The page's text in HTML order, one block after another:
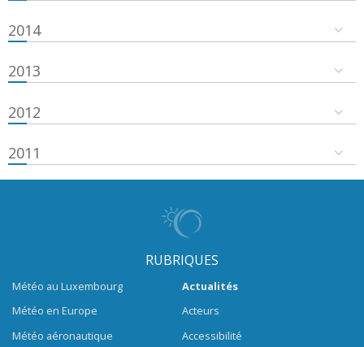
2014
2013
2012
2011
RUBRIQUES
Météo au Luxembourg
Météo en Europe
Météo aéronautique
Actualités
Acteurs
Accessibilité